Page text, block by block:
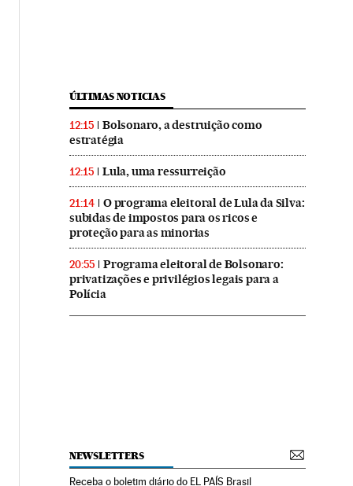
ÚLTIMAS NOTICIAS
12:15
Bolsonaro, a destruição como
estratégia
12:15 Lula, uma ressurreição
21:14
O programa eleitoral de Lula da Silva:
subidas de impostos para os ricos e
proteção para as minorias
20:55
Programa eleitoral de Bolsonaro:
privatizações e privilégios legais para a
Polícia
NEWSLETTERS
Receba o boletim diário do EL PAÍS Brasil